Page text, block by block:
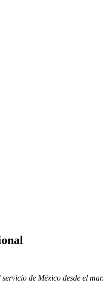
de México desde el mar.